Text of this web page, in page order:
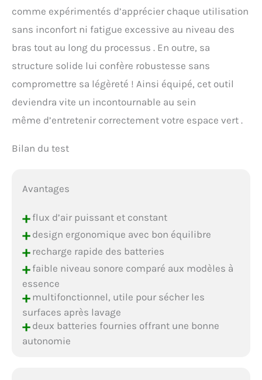
batterie en tournant
continuellement la roue,
optimale de la puissance,
du niveau de bruit et du
temps de fonctionnement
pour la tâche à accomplir.
comme expérimentés d’apprécier chaque utilisation
sans inconfort ni fatigue excessive au niveau des
bras tout au long du processus . En outre, sa
structure solide lui confère robustesse sans
compromettre sa légèreté ! Ainsi équipé, cet outil
deviendra vite un incontournable au sein
même d’entretenir correctement votre espace vert .
Bilan du test
Avantages
+flux d’air puissant et constant
+design ergonomique avec bon équilibre
+recharge rapide des batteries
+faible niveau sonore comparé aux modèles à
essence
+multifonctionnel, utile pour sécher les
surfaces après lavage
+deux batteries fournies offrant une bonne
autonomie